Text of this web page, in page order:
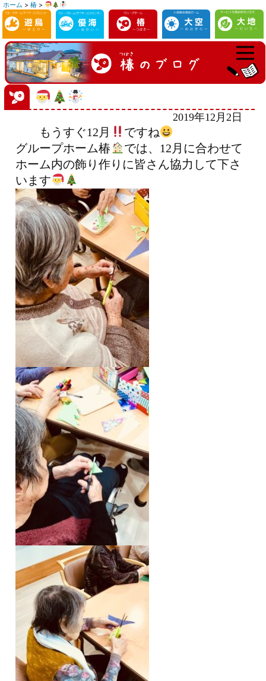
コ
ン
テ
ン
ツ
へ
ス
ホーム > 椿 >
2019年12月2日
もうすぐ12月
ですね
グループホーム椿
では、12月に合わせて
ホーム内の飾り作りに皆さん協力して下さ
います